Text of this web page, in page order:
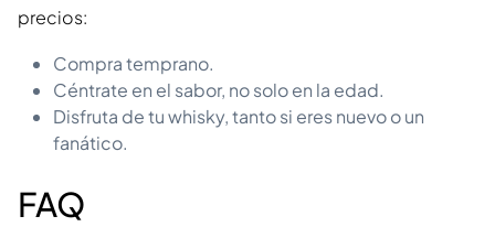
precios:
Compra temprano.
Céntrate en el sabor, no solo en la edad.
Disfruta de tu whisky, tanto si eres nuevo o un
fanático.
FAQ